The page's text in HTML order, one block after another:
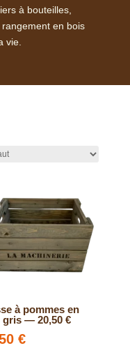
à bouteilles,
en bois
vie.
à pommes en
gris — 20,50 €
€